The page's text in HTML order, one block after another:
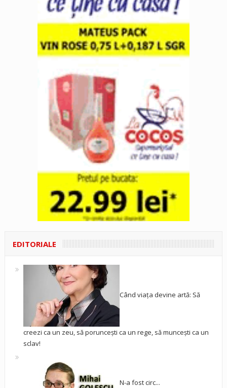
EDITORIALE
Când viața devine artă: Să
creezi ca un zeu, să poruncești ca un rege, să muncești ca un
sclav!
N-a fost circ...